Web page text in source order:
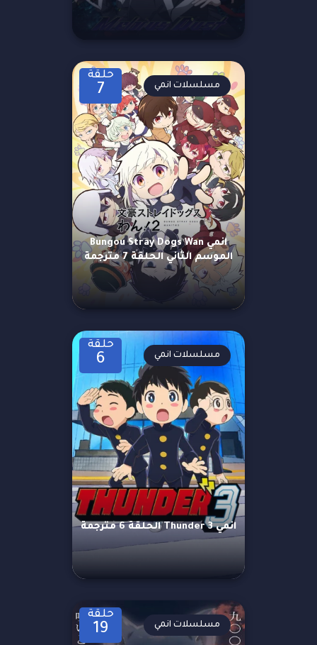
حلقة
7
انمي Bungou Stray Dogs Wan
الموسم الثاني الحلقة 7 مترجمة
مسلسلات انمي
حلقة
6
انمي Thunder 3 الحلقة 6 مترجمة
مسلسلات انمي
حلقة
19 مسلسلات انمي